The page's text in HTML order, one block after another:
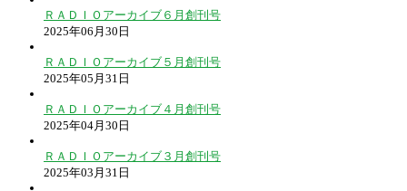
ＲＡＤＩＯアーカイブ６月創刊号
2025年06月30日
ＲＡＤＩＯアーカイブ５月創刊号
2025年05月31日
ＲＡＤＩＯアーカイブ４月創刊号
2025年04月30日
ＲＡＤＩＯアーカイブ３月創刊号
2025年03月31日